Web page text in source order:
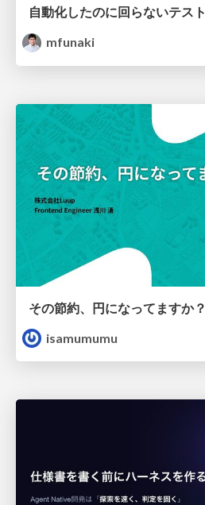
mfunaki
その節約、円になってますか？
isamumumu